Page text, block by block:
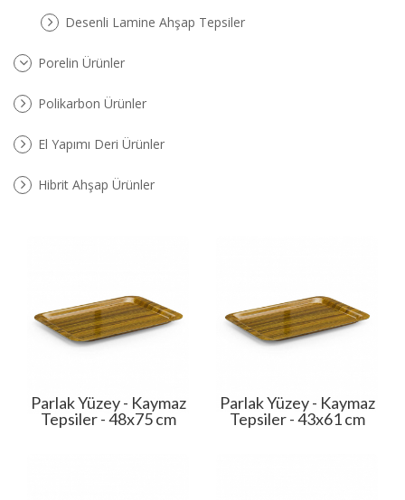
Desenli Lamine Ahşap Tepsiler
Porelin Ürünler
Polikarbon Ürünler
El Yapımı Deri Ürünler
Hibrit Ahşap Ürünler
Parlak Yüzey - Kaymaz
Tepsiler - 48x75 cm
Parlak Yüzey - Kaymaz
Tepsiler - 43x61 cm